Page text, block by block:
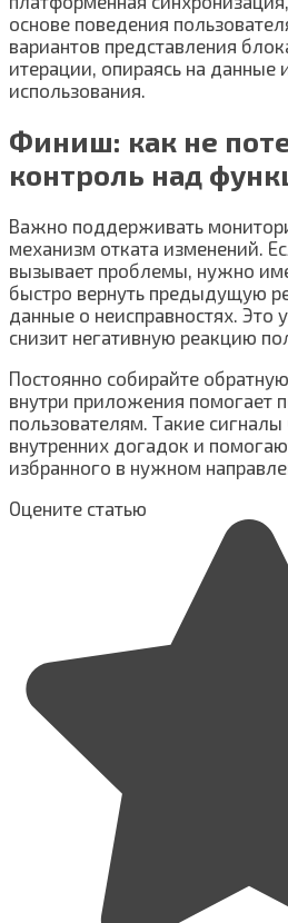
основе поведения
вариантов представления
итерации, опираясь на данные
использования.
Финиш: как не
контроль над
Важно поддерживать
механизм отката изменений.
вызывает проблемы, нужно
быстро вернуть предыдущую
данные о неисправностях. Это
снизит негативную реакцию
Постоянно собирайте
внутри приложения помогает
пользователям. Такие сигналы
внутренних догадок и
избранного в нужном
Оцените статью